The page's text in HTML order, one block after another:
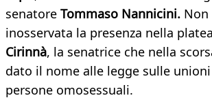
senatore Tommaso Nannicini. Non
inosservata la presenza nella
Cirinnà, la senatrice che nella
dato il nome alle legge sulle
persone omosessuali.